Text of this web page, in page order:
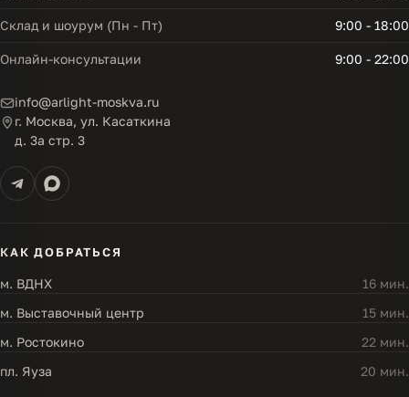
Склад и шоурум (Пн - Пт) 9:00 - 18:00
Онлайн-консультации 9:00 - 22:00
info@arlight-moskva.ru
г. Москва, ул. Касаткина
д. 3а стр. 3
КАК ДОБРАТЬСЯ
м. ВДНХ
16 мин.
м. Выставочный центр
15 мин.
м. Ростокино
22 мин.
пл. Яуза
20 мин.